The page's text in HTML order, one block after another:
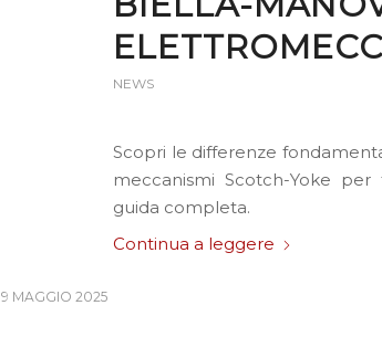
NEWS
Scopri le differenze
meccanismi Scotch-Yoke
guida completa.
Continua a leggere
9 MAGGIO 2025